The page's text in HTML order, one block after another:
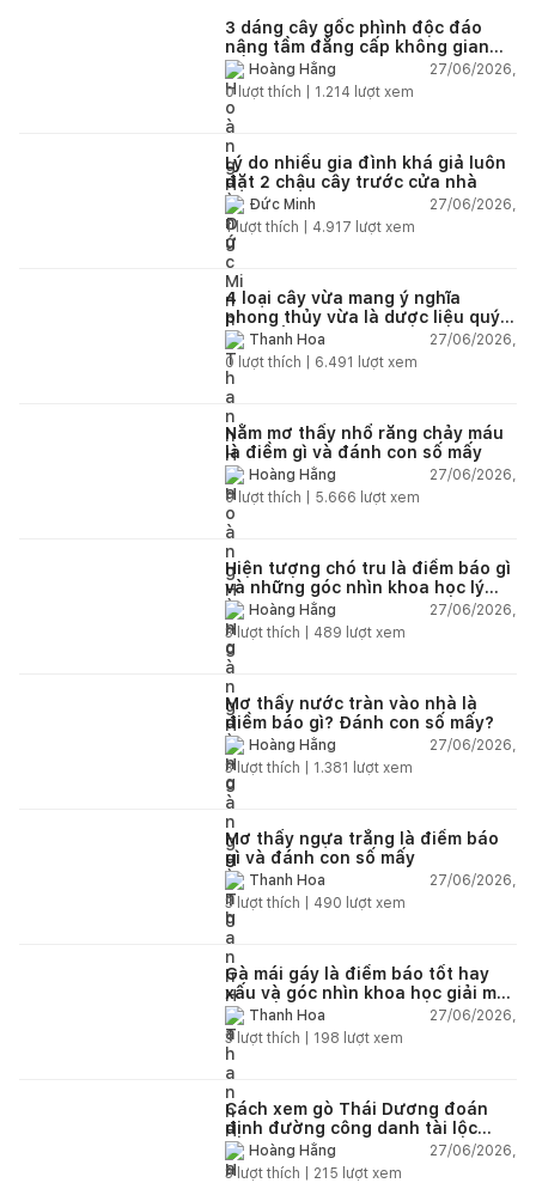
3 dáng cây gốc phình độc đáo
nâng tầm đẳng cấp không gian
sốngHoàng Hằng
27/06/2026,
0lượt thích | 1.214 lượt xem
Lý do nhiều gia đình khá giả luôn
đặt 2 chậu cây trước cửa nhà
Đức Minh
27/06/2026,
1lượt thích | 4.917 lượt xem
4 loại cây vừa mang ý nghĩa
phong thủy vừa là dược liệu quý
nên trồng trong nhà
Thanh Hoa
27/06/2026,
0 lượt thích | 6.491 lượt xem
Nằm mơ thấy nhổ răng chảy máu
là điềm gì và đánh con số mấy
Hoàng Hằng
27/06/2026,
0lượt thích | 5.666 lượt xem
Hiện tượng chó tru là điềm báo gì
và những góc nhìn khoa học lý
giảiHoàng Hằng
27/06/2026,
3lượt thích | 489 lượt xem
Mơ thấy nước tràn vào nhà là
điềm báo gì? Đánh con số mấy?
Hoàng Hằng
27/06/2026,
3lượt thích | 1.381 lượt xem
Mơ thấy ngựa trắng là điềm báo
gì và đánh con số mấy
Thanh Hoa
27/06/2026,
3lượt thích | 490 lượt xem
Gà mái gáy là điềm báo tốt hay
xấu và góc nhìn khoa học giải mã
chi tiết
Thanh Hoa
27/06/2026,
3lượt thích | 198 lượt xem
Cách xem gò Thái Dương đoán
định đường công danh tài lộc
theo nhân tướng học
Hoàng Hằng
27/06/2026,
3lượt thích | 215 lượt xem